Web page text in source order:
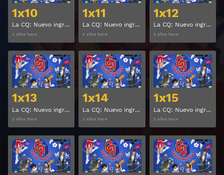
1x10
La CQ: Nuevo ingreso Temporada 1 Capitulo 10
2 años hace
1x11
La CQ: Nuevo ingreso Temporada 1 Capitulo 11
2 años hace
1x12
La CQ: Nuevo ingreso Temporada 1 Capitulo 12
2 años hace
1x13
La CQ: Nuevo ingreso Temporada 1 Capitulo 13
2 años hace
Ver
1x14
La CQ: Nuevo ingreso Temporada 1 Capitulo 14
2 años hace
Ver
1x15
La CQ: Nuevo ingreso Temporada 1 Capitulo 15
2 años hace
Ver Ver